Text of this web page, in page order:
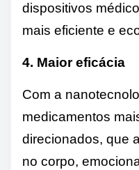
dispositivos
mais eficiente e
4. Maior eficácia
Com a
medicamentos
direcionados, que
no corpo,